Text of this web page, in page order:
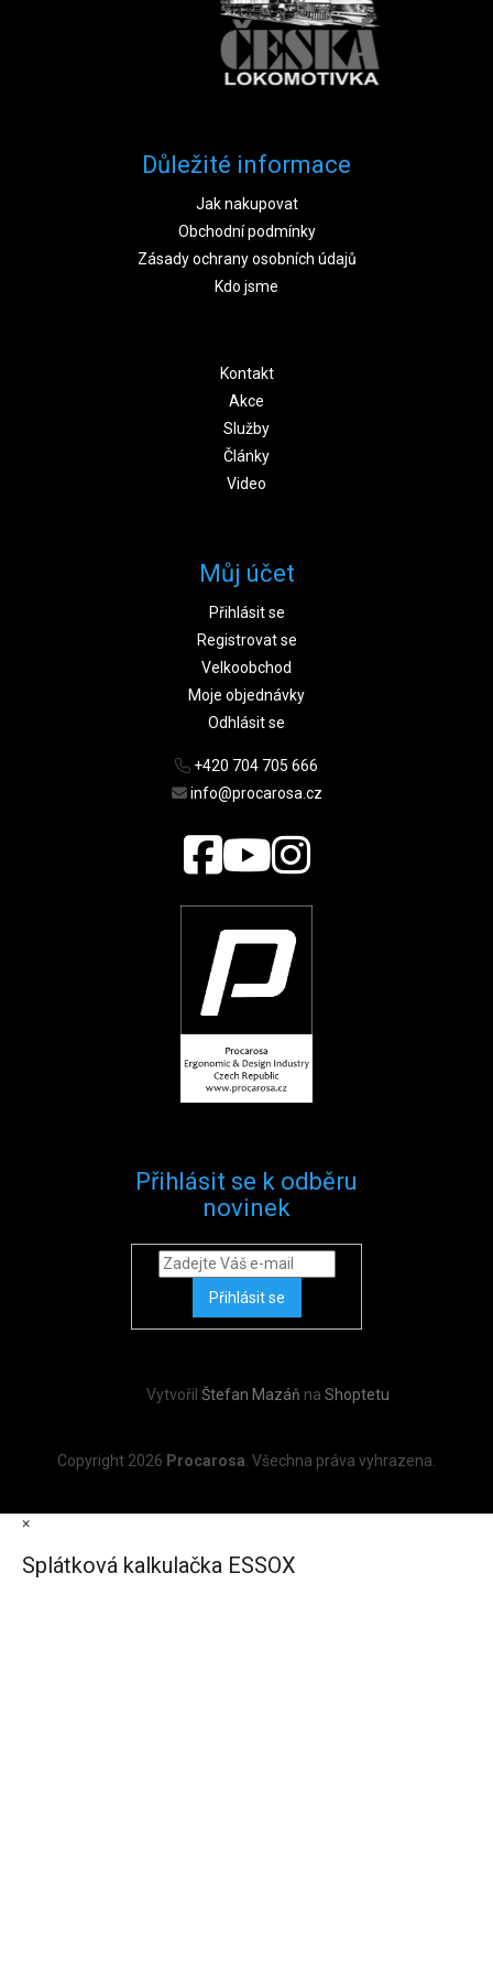
Důležité informace
Jak nakupovat
Obchodní podmínky
Zásady ochrany osobních údajů
Kdo jsme
Kontakt
Akce
Služby
Články
Video
Můj účet
Přihlásit se
Registrovat se
Velkoobchod
Moje objednávky
Odhlásit se
+420 704 705 666
info@procarosa.cz
Přihlásit se k odběru
novinek
Přihlásit se
Vytvořil Štefan Mazáň na Shoptetu
Copyright 2026 Procarosa. Všechna práva vyhrazena.
×
Splátková kalkulačka ESSOX